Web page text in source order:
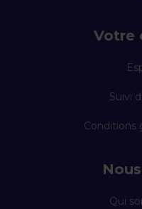
Votre
Suivi
Conditions
Qui